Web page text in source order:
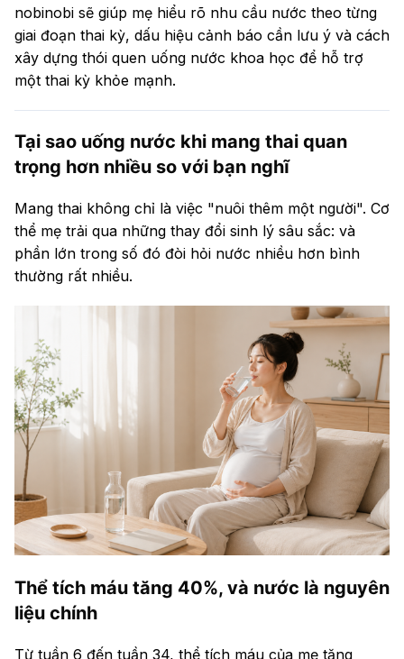
nobinobi sẽ giúp mẹ hiểu rõ nhu cầu nước theo từng
giai đoạn thai kỳ, dấu hiệu cảnh báo cần lưu ý và cách
xây dựng thói quen uống nước khoa học để hỗ trợ
một thai kỳ khỏe mạnh.
Tại sao uống nước khi mang thai quan
trọng hơn nhiều so với bạn nghĩ
Mang thai không chỉ là việc "nuôi thêm một người". Cơ
thể mẹ trải qua những thay đổi sinh lý sâu sắc: và
phần lớn trong số đó đòi hỏi nước nhiều hơn bình
thường rất nhiều.
Thể tích máu tăng 40%, và nước là nguyên
liệu chính
Từ tuần 6 đến tuần 34, thể tích máu của mẹ tăng